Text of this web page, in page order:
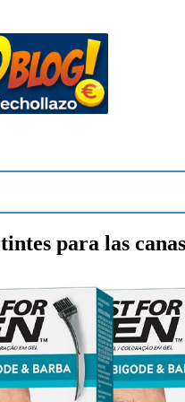
tintes para las canas